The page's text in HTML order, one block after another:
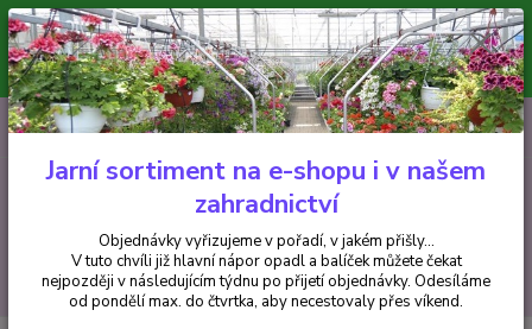
Minimální hodnota pro odeslání z e-shopu je 300 Kč.
V tuto chvíli již hlavní nápor objednávek opadl a balíček můžete čekat
nejpozději v následujícím týdnu po přijetí objednávky. Objednávky
vyřizujeme v pořadí, v jakém přišly...
CZK
Hledat
+420 602 223 614 0ks
za0 Kč
Jarní sortiment na e-shopu i v našem
zahradnictví
Objednávky vyřizujeme v pořadí, v jakém přišly...
V tuto chvíli již hlavní nápor opadl a balíček můžete čekat
nejpozději v následujícím týdnu po přijetí objednávky. Odesíláme
od pondělí max. do čtvrtka, aby necestovaly přes víkend.